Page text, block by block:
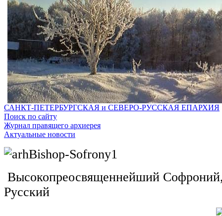
САНКТ-ПЕТЕРБУРГСКАЯ и СЕВЕРО-РУССКАЯ ЕПАРХИЯ
Поиск по сайту
Журнал правящего архиерея
Актуальные новости
Высокопреосвященнейший
Русский